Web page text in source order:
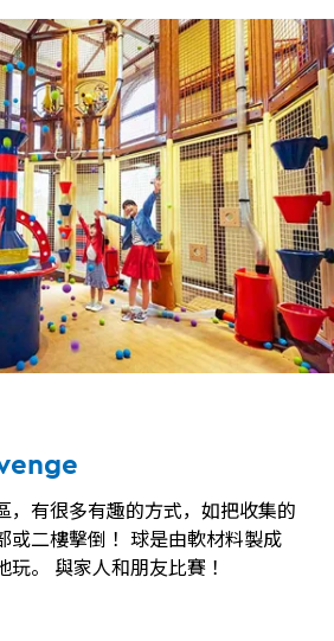
，有很多有趣的方式，如把收集的
或二樓擊倒！ 球是由軟材料製成
玩。 與家人和朋友比賽！